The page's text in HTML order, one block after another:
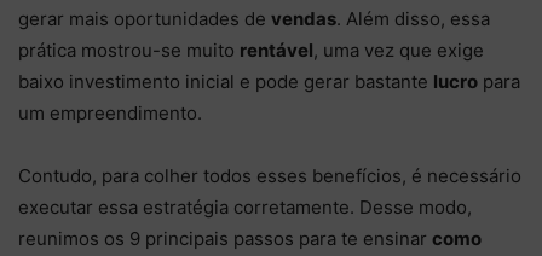
gerar mais oportunidades de vendas. Além disso, essa
prática mostrou-se muito rentável, uma vez que exige
baixo investimento inicial e pode gerar bastante lucro para
um empreendimento.
Contudo, para colher todos esses benefícios, é necessário
executar essa estratégia corretamente. Desse modo,
reunimos os 9 principais passos para te ensinar como